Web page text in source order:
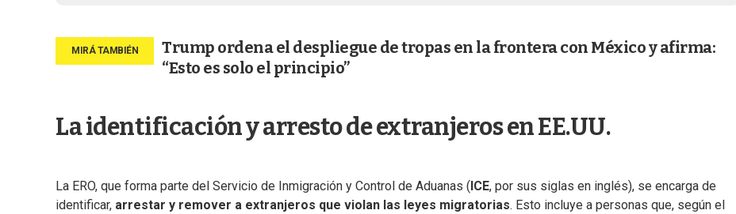
Trump ordena el despliegue de tropas en la frontera con México y afirma:
“Esto es solo el principio”
La identificación y arresto de extranjeros en EE.UU.
La ERO, que forma parte del Servicio de Inmigración y Control de Aduanas ( ICE, por sus siglas en inglés), se encarga de
identificar, arrestar y remover a extranjeros que violan las leyes migratorias. Esto incluye a personas que, según el